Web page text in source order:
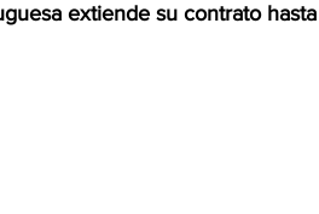
extiende su contrato